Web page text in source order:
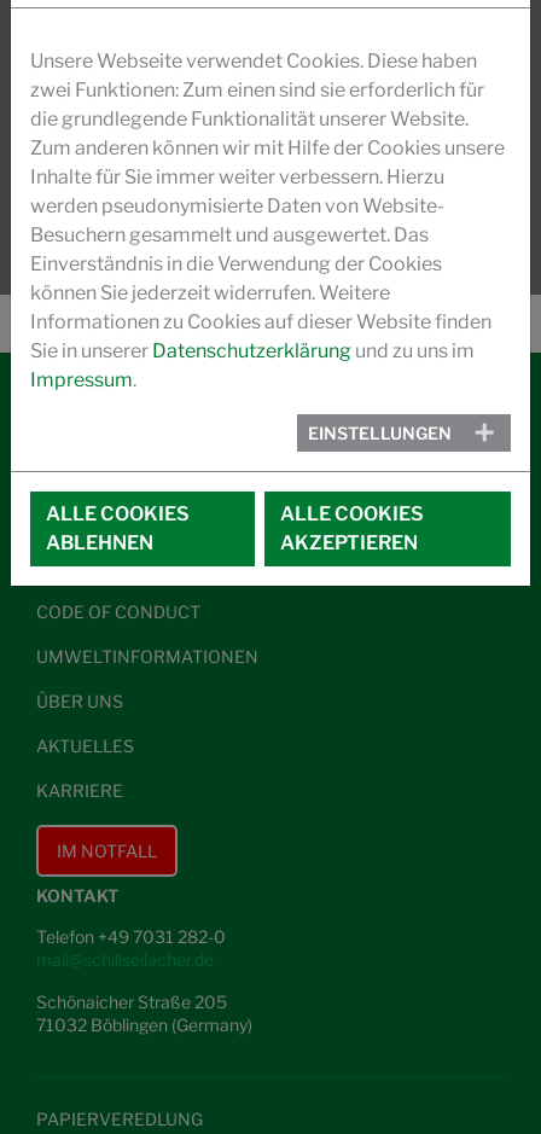
Seilacher, die sich in Stiftungsbesitz befindet.
und Entwicklungsaktivitäten sichergestellte
Innovation sichern unser dynamisches Wachstum.
MEHR LESEN
IMPRESSUM
DATENSCHUTZ
ALLGEMEINE GESCHÄFTSBEDINGUNGEN
CODE OF CONDUCT
UMWELTINFORMATIONEN
ÜBER UNS
AKTUELLES
KARRIERE
IM NOTFALL
KONTAKT
Telefon +49 7031 282-0
mail@schillseilacher.de
Schönaicher Straße 205
71032 Böblingen (Germany)
PAPIERVEREDLUNG
Unsere Webseite verwendet Cookies. Diese haben
zwei Funktionen: Zum einen sind sie erforderlich für
die grundlegende Funktionalität unserer Website.
Zum anderen können wir mit Hilfe der Cookies unsere
Inhalte für Sie immer weiter verbessern. Hierzu
werden pseudonymisierte Daten von Website-
Besuchern gesammelt und ausgewertet. Das
Einverständnis in die Verwendung der Cookies
können Sie jederzeit widerrufen. Weitere
Informationen zu Cookies auf dieser Website finden
Sie in unserer Datenschutzerklärung und zu uns im
Impressum.
EINSTELLUNGEN
ALLE COOKIES
ABLEHNEN
ALLE COOKIES
AKZEPTIEREN